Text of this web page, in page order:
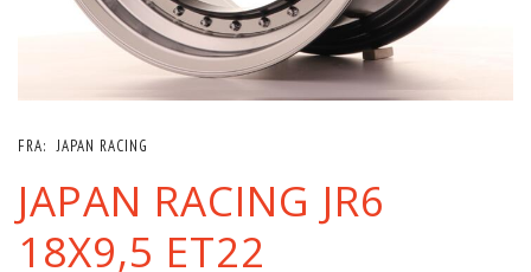
FRA: JAPAN RACING
JAPAN RACING JR6
18X9,5 ET22